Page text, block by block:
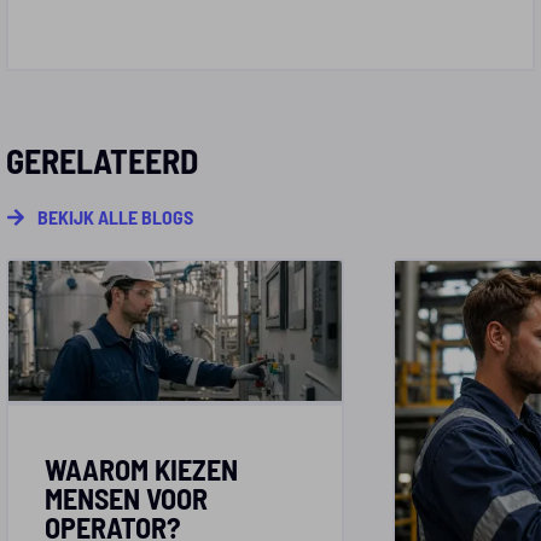
GERELATEERD
BEKIJK ALLE BLOGS
WAAROM KIEZEN
MENSEN VOOR
OPERATOR?